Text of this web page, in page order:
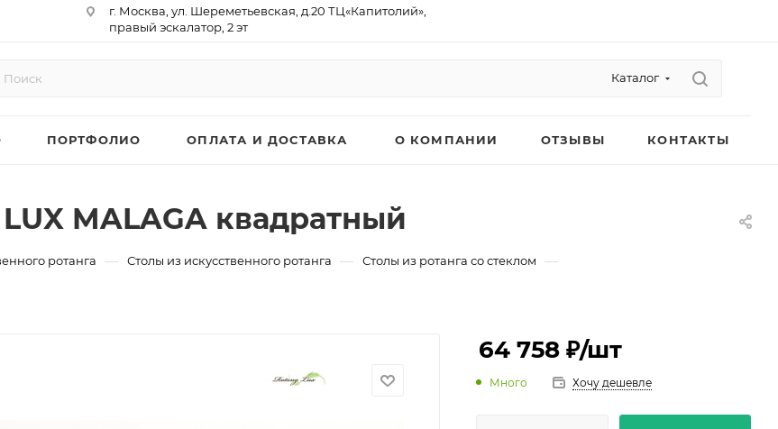
г. Москва, ул. Шереметьевская, д.20 ТЦ«Капитолий»,
правый эскалатор, 2 эт
р/сч 40702810410000761715
Каталог
ПОРТФОЛИО ОПЛАТА И ДОСТАВКА О КОМПАНИИ ОТЗЫВЫ КОНТАКТЫ
MALAGA квадратный
ротанга — Столы из искусственного ротанга — Столы из ротанга со стеклом —
64 758 ₽/шт
Много Хочу дешевле